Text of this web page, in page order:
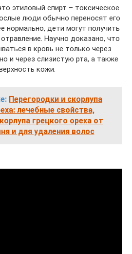
этиловый спирт – токсическое
люди обычно переносят его
нормально, дети могут получить
Научно доказано, что
в кровь не только через
и через слизистую рта, а также
кожи.
Перегородки и скорлупа
лечебные свойства,
грецкого ореха от
и для удаления волос